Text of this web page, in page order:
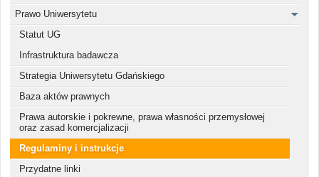
Prawo Uniwersytetu
Statut UG
Infrastruktura badawcza
Strategia Uniwersytetu Gdańskiego
Baza aktów prawnych
Prawa autorskie i pokrewne, prawa własności przemysłowej
oraz zasad komercjalizacji
Regulaminy i instrukcje
Przydatne linki